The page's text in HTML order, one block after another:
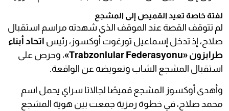
لفتة خاصة تعيد القميص إلى المشجع
لم تتوقف القصة عند الموقف الذي شهدته مراسم استقبال
صلاح، إذ تدخل إسماعيل تورغوت أوكسوز، رئيس اتحاد أبناء
طرابزون «Trabzonlular Federasyonu»
، وحرص على
استقبال المشجع الشاب وتعويضه عن الواقعة.
وأهدى أوكسوز المشجع قميصًا لجالاتا سراي يحمل اسم
محمد صلاح، في خطوة رمزية جمعت بين هوية المشجع